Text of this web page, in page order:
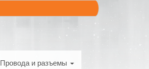
Провода и разъемы